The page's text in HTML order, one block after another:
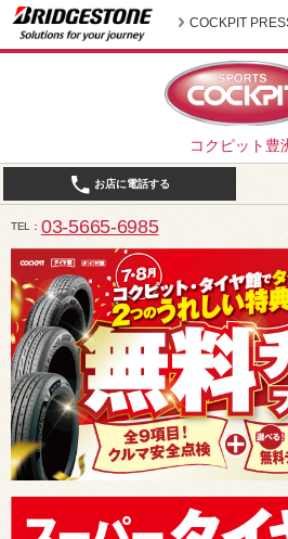
コクピット豊
COCKPIT
お店に電話する
TEL 03-5665-6985
10:30～19:00（作業受付18:00まで） / 定休日：2026年